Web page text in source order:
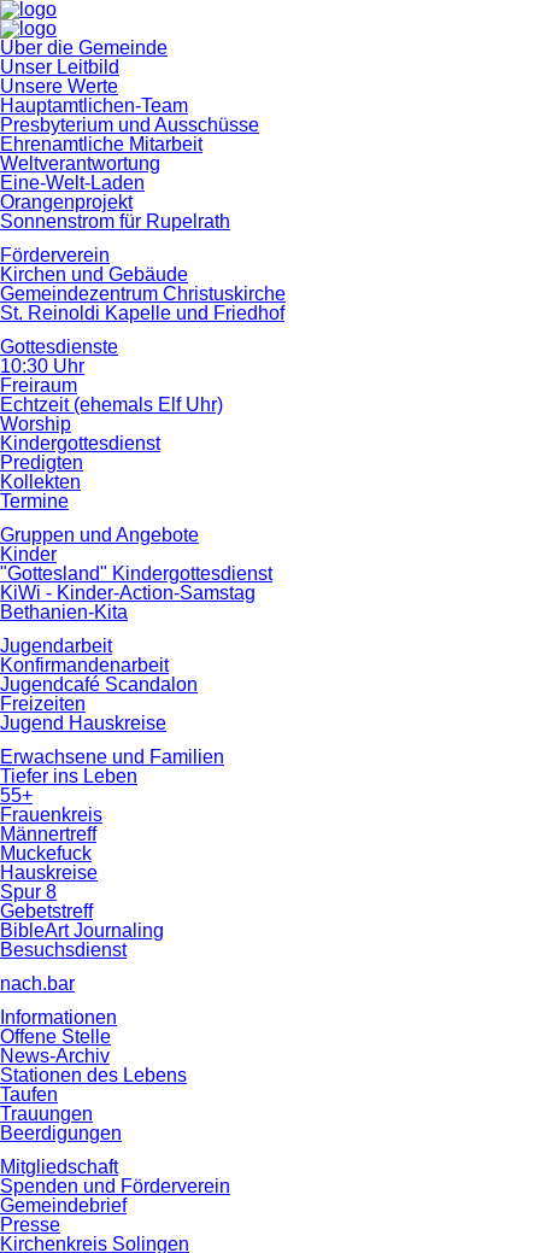
Navigation
überspringen
Über die Gemeinde
Unser Leitbild
Unsere Werte
Hauptamtlichen-Team
Presbyterium und Ausschüsse
Ehrenamtliche Mitarbeit
Weltverantwortung
Eine-Welt-Laden
Orangenprojekt
Sonnenstrom für Rupelrath
Förderverein
Kirchen und Gebäude
Gemeindezentrum Christuskirche
St. Reinoldi Kapelle und Friedhof
Gottesdienste
10:30 Uhr
Freiraum
Echtzeit (ehemals Elf Uhr)
Worship
Kindergottesdienst
Predigten
Kollekten
Termine
Gruppen und Angebote
Kinder
"Gottesland" Kindergottesdienst
KiWi - Kinder-Action-Samstag
Bethanien-Kita
Jugendarbeit
Konfirmandenarbeit
Jugendcafé Scandalon
Freizeiten
Jugend Hauskreise
Erwachsene und Familien
Tiefer ins Leben
55+
Frauenkreis
Männertreff
Muckefuck
Hauskreise
Spur 8
Gebetstreff
BibleArt Journaling
Besuchsdienst
nach.bar
Informationen
Offene Stelle
News-Archiv
Stationen des Lebens
Taufen
Trauungen
Beerdigungen
Mitgliedschaft
Spenden und Förderverein
Gemeindebrief
Presse
Kirchenkreis Solingen